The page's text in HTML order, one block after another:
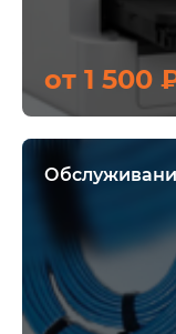
от 1 500